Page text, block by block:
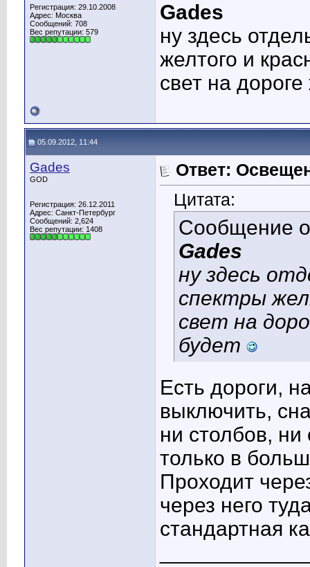
Регистрация: 29.10.2008
Адрес: Москва
Сообщений: 708
Вес репутации: 579
Gades
ну здесь
желтого и
свет на
05.09.2012, 11:44
Gades
GOD
Регистрация: 26.12.2011
Адрес: Санкт-Петербург
Сообщений: 2,624
Вес репутации: 1408
Ответ:
Цитата:
Сообщение
Gades
ну здесь
спектры
свет на
будет
Есть дороги,
выключить,
ни столбов,
только в
Проходит
через него
стандартная